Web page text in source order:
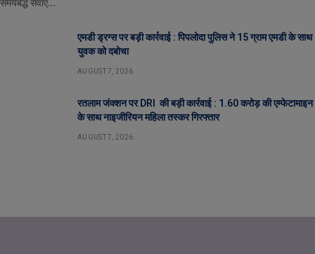
समयबद्ध सेवाएं…
एमडी ड्रग्स पर बड़ी कार्रवाई : पिपलोदा पुलिस ने 15 ग्राम एमडी के साथ
युवक को दबोचा
AUGUST 7, 2026
रतलाम जंक्शन पर DRI की बड़ी कार्रवाई : 1.60 करोड़ की एम्फेटामाइन
के साथ नाइजीरियन महिला तस्कर गिरफ्तार
AUGUST 7, 2026